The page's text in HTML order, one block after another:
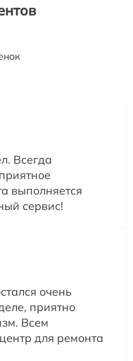
Всегда
выполняется
сервис!
очень
приятно
Всем
для ремонта